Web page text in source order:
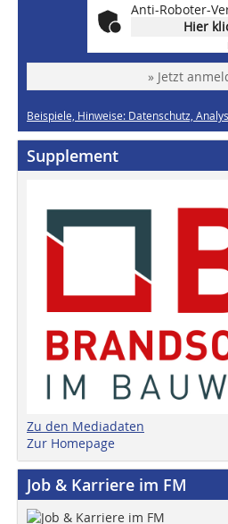
Anti-Roboter-
Hier
» Jetzt
Beispiele, Hinweise: Datenschutz,
Supplement
Zu den Mediadaten
Zur Homepage
Job & Karriere im FM